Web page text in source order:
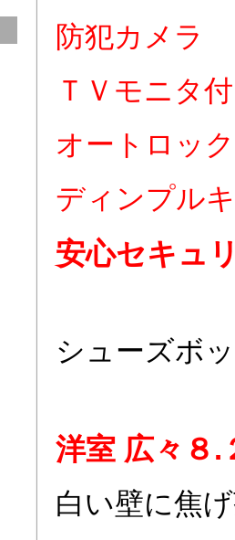
防犯カメラ
ＴＶモニタ
オートロック
ディンプル
安心セキュ
シューズボ
洋室 広々８.
白い壁に焦